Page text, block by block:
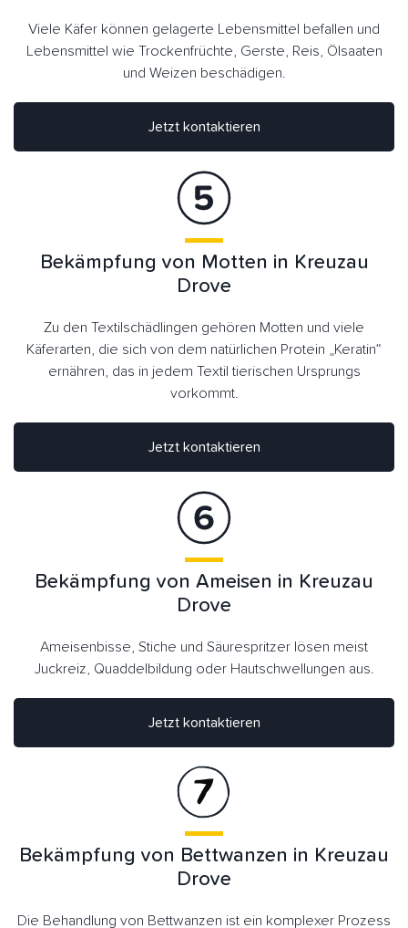
Jetzt kontaktieren
Viele Käfer können gelagerte Lebensmittel befallen und
Lebensmittel wie Trockenfrüchte, Gerste, Reis, Ölsaaten
und Weizen beschädigen.
Bekämpfung von Motten in Kreuzau
Drove
Zu den Textilschädlingen gehören Motten und viele
Käferarten, die sich von dem natürlichen Protein „Keratin“
ernähren, das in jedem Textil tierischen Ursprungs
vorkommt.
Jetzt kontaktieren
Jetzt kontaktieren
Bekämpfung von Ameisen in Kreuzau
Drove
Ameisenbisse, Stiche und Säurespritzer lösen meist
Juckreiz, Quaddelbildung oder Hautschwellungen aus.
Bekämpfung von Bettwanzen in Kreuzau
Drove
Die Behandlung von Bettwanzen ist ein komplexer Prozess